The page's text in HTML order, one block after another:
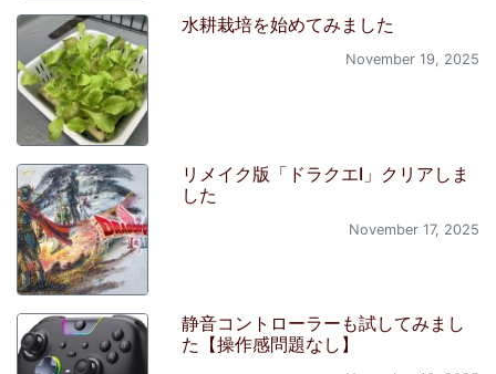
水耕栽培を始めてみました
November 19, 2025
リメイク版「ドラクエI」クリアしま
した
November 17, 2025
静音コントローラーも試してみまし
た【操作感問題なし】